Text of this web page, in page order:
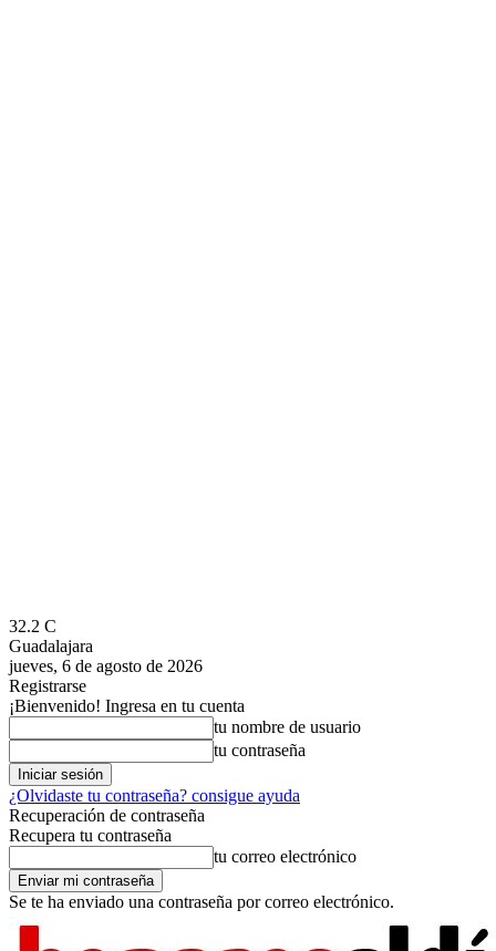
32.2 C
Guadalajara
jueves, 6 de agosto de 2026
Registrarse
¡Bienvenido! Ingresa en tu cuenta
tu nombre de usuario
tu contraseña
¿Olvidaste tu contraseña? consigue ayuda
Recuperación de contraseña
Recupera tu contraseña
tu correo electrónico
Se te ha enviado una contraseña por correo electrónico.